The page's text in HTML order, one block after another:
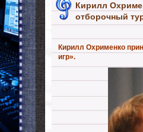
Кирилл
отборочный
Кирилл Охрименко
игр».